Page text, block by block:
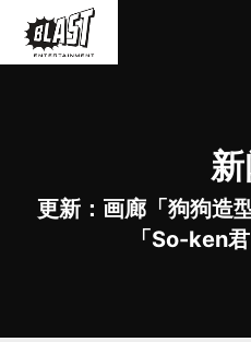
更新：画廊「狗狗造
「So-ken